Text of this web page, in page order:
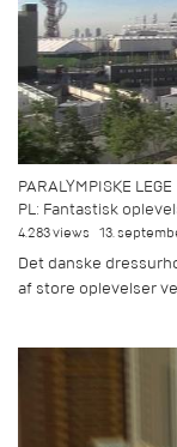
PARALYMPISKE LEGE
PL: Fantastisk
4.283 views 13.
Det danske
af store oplevelser